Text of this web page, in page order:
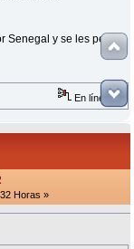
Senegal y se les pega
En línea
Horas »